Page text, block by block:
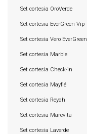
Set cortesia OroVerde
Set cortesia EverGreen Vip
Set cortesia Vero EverGreen
Set cortesia Marble
Set cortesia Check-in
Set cortesia Mayflé
Set cortesia Reyah
Set cortesia Marevita
Set cortesia Laverde